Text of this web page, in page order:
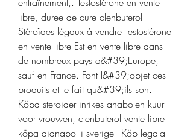
libre, duree de cure clenbuterol -
Stéroïdes légaux à vendre Testostérone
en vente libre Est en vente libre dans
de nombreux pays d&#39;Europe,
sauf en France. Font l&#39;objet ces
produits et le fait qu&#39;ils son.
Köpa steroider inrikes anabolen kuur
voor vrouwen, clenbuterol vente libre
köpa dianabol i sverige - Köp legala